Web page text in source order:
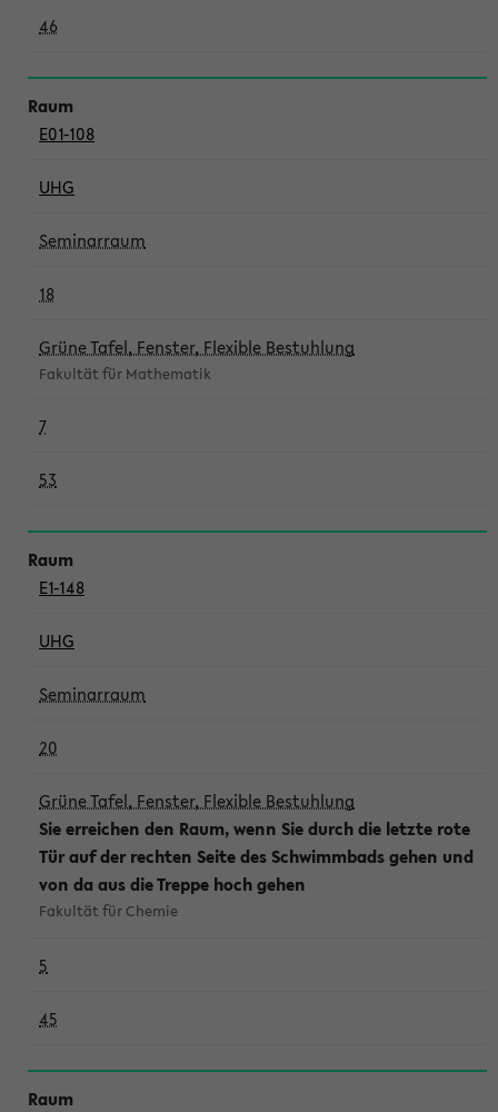
46
E01-108
UHG
Seminarraum
18
Grüne Tafel, Fenster, Flexible Bestuhlung
Fakultät für Mathematik
7
53
E1-148
UHG
Seminarraum
20
Grüne Tafel, Fenster, Flexible Bestuhlung
Sie erreichen den Raum, wenn Sie durch die letzte rote
Tür auf der rechten Seite des Schwimmbads gehen und
von da aus die Treppe hoch gehen
Fakultät für Chemie
5
45